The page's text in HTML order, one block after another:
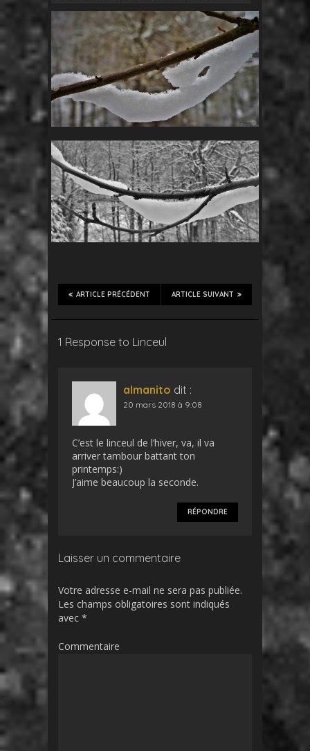
ARTICLE SUIVANT
ARTICLE PRÉCÉDENT
1 Response to Linceul
almanito dit :
20 mars 2018 à 9:08
C’est le linceul de l’hiver, va, il va
arriver tambour battant ton
printemps:)
J’aime beaucoup la seconde.
RÉPONDRE
Laisser un commentaire
Votre adresse e-mail ne sera pas publiée.
Les champs obligatoires sont indiqués
avec *
Commentaire